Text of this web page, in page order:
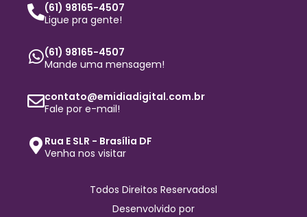
(61) 98165-4507
Ligue pra gente!
(61) 98165-4507
Mande uma mensagem!
contato@emidiadigital.com.br
Fale por e-mail!
Rua E SLR - Brasília DF
Venha nos visitar
Todos Direitos Reservadosl
Desenvolvido por